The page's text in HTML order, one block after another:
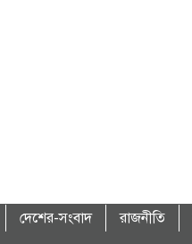
দেশের-সংবাদ রাজনীতি